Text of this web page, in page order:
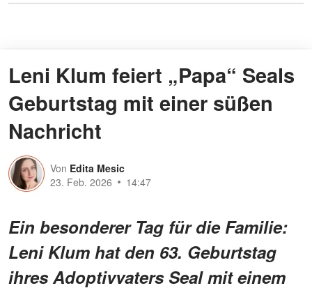
Leni Klum feiert „Papa“ Seals
Geburtstag mit einer süßen
Nachricht
Von Edita Mesic
23. Feb. 2026
14:47
Ein besonderer Tag für die Familie:
Leni Klum hat den 63. Geburtstag
ihres Adoptivvaters Seal mit einem